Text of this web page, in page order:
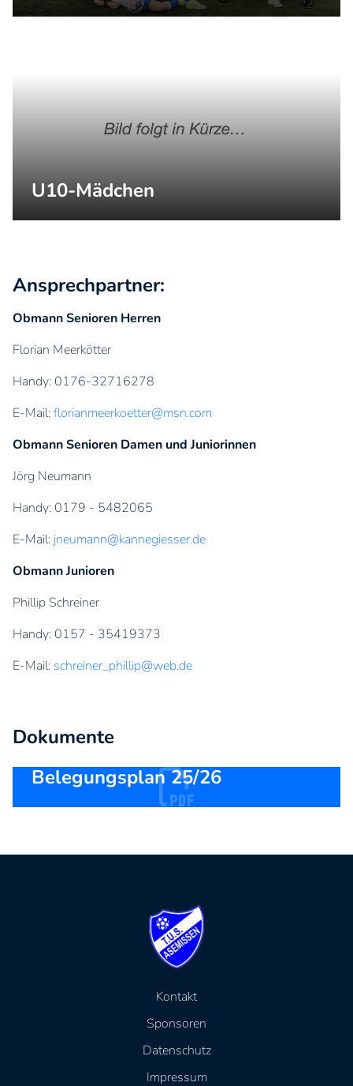
U10-Mädchen
Ansprechpartner:
Obmann Senioren Herren
Florian Meerkötter
Handy: 0176-32716278
E-Mail:florianmeerkoetter@msn.com
Obmann Senioren Damen und Juniorinnen
Jörg Neumann
Handy: 0179 - 5482065
E-Mail: jneumann@kannegiesser.de
Obmann Junioren
Phillip Schreiner
Handy: 0157 - 35419373
E-Mail: schreiner_phillip@web.de
Dokumente
Belegungsplan 25/26
Kontakt
Sponsoren
Datenschutz
Impressum